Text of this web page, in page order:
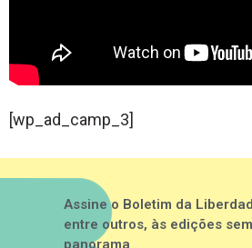
[wp_ad_camp_3]
Assine o Boletim da
entre outros, às edições
panorama